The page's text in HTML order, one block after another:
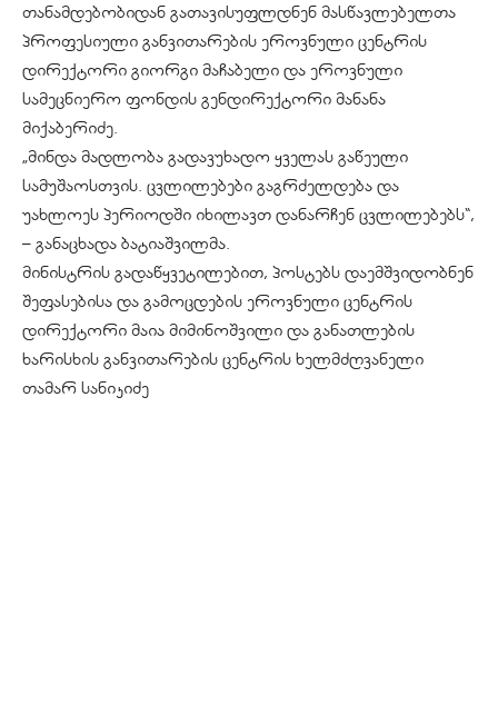
თანამდებობიდან გათავისუფლდნენ მასწავლებელთა
პროფესიული განვითარების ეროვნული ცენტრის
დირექტორი გიორგი მაჩაბელი და ეროვნული
სამეცნიერო ფონდის გენდირექტორი მანანა
მიქაბერიძე.
„მინდა მადლობა გადავუხადო ყველას გაწეული
სამუშაოსთვის. ცვლილებები გაგრძელდება და
უახლოეს პერიოდში იხილავთ დანარჩენ ცვლილებებს“,
– განაცხადა ბატიაშვილმა.
მინისტრის გადაწყვეტილებით, პოსტებს დაემშვიდობნენ
შეფასებისა და გამოცდების ეროვნული ცენტრის
დირექტორი მაია მიმინოშვილი და განათლების
ხარისხის განვითარების ცენტრის ხელმძღვანელი
თამარ სანიკიძე